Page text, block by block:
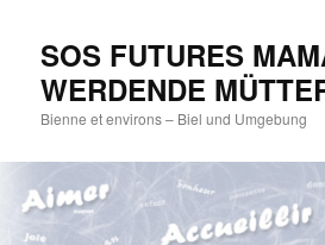
SOS FUTURES
WERDENDE
Bienne et environs – Biel und Umgebung